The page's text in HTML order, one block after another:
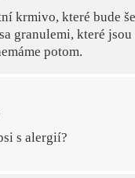
krmivo, které bude
granulemi, které
potom.
s alergií?